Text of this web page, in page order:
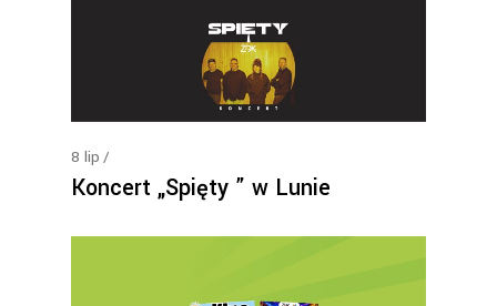
8 lip
Koncert „Spięty ” w Lunie